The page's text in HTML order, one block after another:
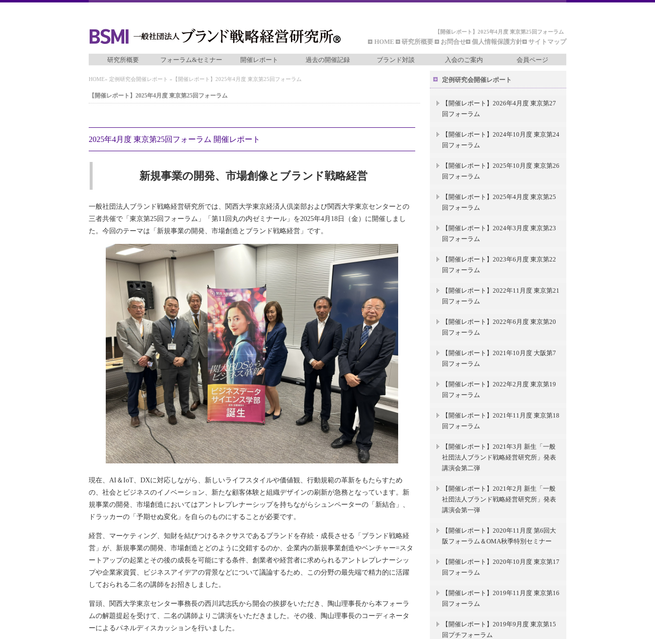
【開催レポート】2025年4月度 東京第25回フォーラム
HOME 研究所概要 お問合せ 個人情報保護方針 サイトマップ
研究所概要 フォーラム&セミナー 開催レポート 過去の開催記録 ブランド対談 入会のご案内 会員ページ
HOME» 定例研究会開催レポート »【開催レポート】2025年4月度 東京第25回フォーラム
【開催レポート】2025年4月度 東京第25回フォーラム
2025年4月度 東京第25回フォーラム 開催レポート
新規事業の開発、市場創像とブランド戦略経営
一般社団法人ブランド戦略経営研究所では、関西大学東京経済人倶楽部および関西大学東京センターとの
三者共催で「東京第25回フォーラム」「第11回丸の内ゼミナール」を2025年4月18日（金）に開催しまし
た。今回のテーマは「新規事業の開発、市場創造とブランド戦略経営」です。
現在、AI＆IoT、DXに対応しながら、新しいライフスタイルや価値観、行動規範の革新をもたらすため
の、社会とビジネスのイノベーション、新たな顧客体験と組織デザインの刷新が急務となっています。新
規事業の開発、市場創造においてはアントレプレナーシップを持ちながらシュンペーターの「新結合」、
ドラッカーの「予期せぬ変化」を自らのものにすることが必要です。
経営、マーケティング、知財を結びつけるネクサスであるブランドを存続・成長させる「ブランド戦略経
営」が、新規事業の開発、市場創造とどのように交錯するのか、企業内の新規事業創造やベンチャー=スタ
ートアップの起業とその後の成長を可能にする条件、創業者や経営者に求められるアントレプレナーシッ
プや企業家資質、ビジネスアイデアの背景などについて議論するため、この分野の最先端で精力的に活躍
しておられる二名の講師をお招きしました。
冒頭、関西大学東京センター事務長の西川武志氏から開会の挨拶をいただき、陶山理事長から本フォーラ
ムの解題提起を受けて、二名の講師よりご講演をいただきました。その後、陶山理事長のコーディネータ
ーによるパネルディスカッションを行いました。
定例研究会開催レポート
【開催レポート】2026年4月度 東京第27
回フォーラム
【開催レポート】2024年10月度 東京第24
回フォーラム
【開催レポート】2025年10月度 東京第26
回フォーラム
【開催レポート】2025年4月度 東京第25
回フォーラム
【開催レポート】2024年3月度 東京第23
回フォーラム
【開催レポート】2023年6月度 東京第22
回フォーラム
【開催レポート】2022年11月度 東京第21
回フォーラム
【開催レポート】2022年6月度 東京第20
回フォーラム
【開催レポート】2021年10月度 大阪第7
回フォーラム
【開催レポート】2022年2月度 東京第19
回フォーラム
【開催レポート】2021年11月度 東京第18
回フォーラム
【開催レポート】2021年3月 新生「一般
社団法人ブランド戦略経営研究所」発表
講演会第二弾
【開催レポート】2021年2月 新生「一般
社団法人ブランド戦略経営研究所」発表
講演会第一弾
【開催レポート】2020年11月度 第6回大
阪フォーラム＆OMA秋季特別セミナー
【開催レポート】2020年10月度 東京第17
回フォーラム
【開催レポート】2019年11月度 東京第16
回フォーラム
【開催レポート】2019年9月度 東京第15
回プチフォーラム